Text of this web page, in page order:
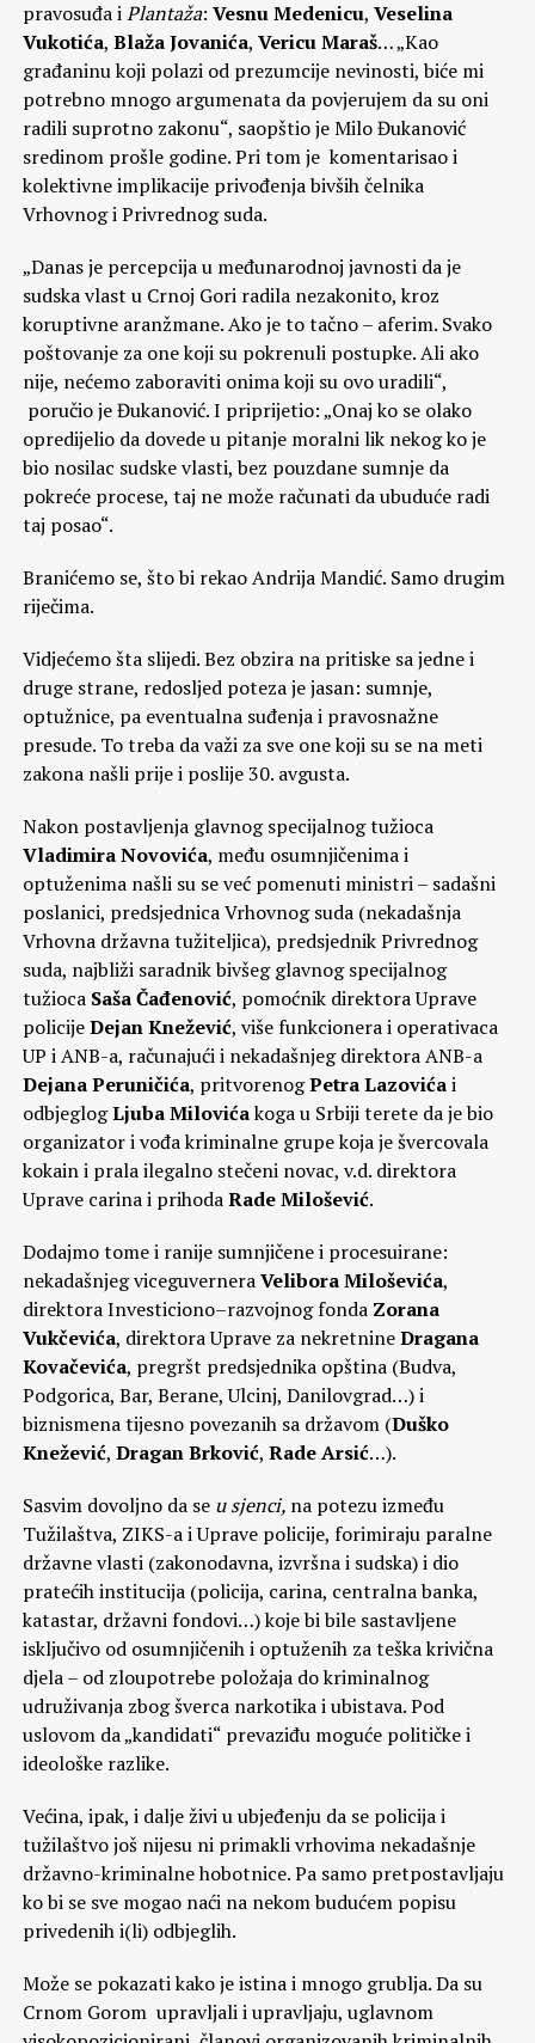
pravosuđa iPlantaža: Vesnu Medenicu, Veselina
Vukotića, Blaža Jovanića, Vericu Maraš… „Kao
građaninu koji polazi od prezumcije nevinosti, biće mi
potrebno mnogo argumenata da povjerujem da su oni
radili suprotno zakonu“, saopštio je Milo Đukanović
sredinom prošle godine. Pri tom je komentarisao i
kolektivne implikacije privođenja bivših čelnika
Vrhovnog i Privrednog suda.
„Danas je percepcija u međunarodnoj javnosti da je
sudska vlast u Crnoj Gori radila nezakonito, kroz
koruptivne aranžmane. Ako je to tačno – aferim. Svako
poštovanje za one koji su pokrenuli postupke. Ali ako
nije, nećemo zaboraviti onima koji su ovo uradili“,
poručio je Đukanović. I priprijetio: „Onaj ko se olako
opredijelio da dovede u pitanje moralni lik nekog ko je
bio nosilac sudske vlasti, bez pouzdane sumnje da
pokreće procese, taj ne može računati da ubuduće radi
taj posao“.
Branićemo se, što bi rekao Andrija Mandić. Samo drugim
riječima.
Vidjećemo šta slijedi. Bez obzira na pritiske sa jedne i
druge strane, redosljed poteza je jasan: sumnje,
optužnice, pa eventualna suđenja i pravosnažne
presude. To treba da važi za sve one koji su se na meti
zakona našli prije i poslije 30. avgusta.
Nakon postavljenja glavnog specijalnog tužioca
Vladimira Novovića, među osumnjičenima i
optuženima našli su se već pomenuti ministri – sadašni
poslanici, predsjednica Vrhovnog suda (nekadašnja
Vrhovna državna tužiteljica), predsjednik Privrednog
suda, najbliži saradnik bivšeg glavnog specijalnog
tužioca Saša Čađenović, pomoćnik direktora Uprave
policijeDejan Knežević, više funkcionera i operativaca
UP i ANB-a, računajući i nekadašnjeg direktora ANB-a
Dejana Peruničića, pritvorenogPetra Lazovićai
odbjeglogLjuba Milovićakoga u Srbiji terete da je bio
organizator i vođa kriminalne grupe koja je švercovala
kokain i prala ilegalno stečeni novac, v.d. direktora
Uprave carina i prihodaRade Milošević.
Dodajmo tome i ranije sumnjičene i procesuirane:
nekadašnjeg viceguverneraVelibora Miloševića,
direktora Investiciono–razvojnog fonda Zorana
Vukčevića, direktora Uprave za nekretnineDragana
Kovačevića, pregršt predsjednika opština (Budva,
Podgorica, Bar, Berane, Ulcinj, Danilovgrad…) i
biznismena tijesno povezanih sa državom (Duško
Knežević, Dragan Brković, Rade Arsić…).
Sasvim dovoljno da se u sjenci, na potezu između
Tužilaštva, ZIKS-a i Uprave policije, forimiraju paralne
državne vlasti (zakonodavna, izvršna i sudska) i dio
pratećih institucija (policija, carina, centralna banka,
katastar, državni fondovi…) koje bi bile sastavljene
isključivo od osumnjičenih i optuženih za teška krivična
djela – od zloupotrebe položaja do kriminalnog
udruživanja zbog šverca narkotika i ubistava. Pod
uslovom da „kandidati“ prevaziđu moguće političke i
ideološke razlike.
Većina, ipak, i dalje živi u ubjeđenju da se policija i
tužilaštvo još nijesu ni primakli vrhovima nekadašnje
državno-kriminalne hobotnice. Pa samo pretpostavljaju
ko bi se sve mogao naći na nekom budućem popisu
privedenih i(li) odbjeglih.
Može se pokazati kako je istina i mnogo grublja. Da su
Crnom Gorom upravljali i upravljaju, uglavnom